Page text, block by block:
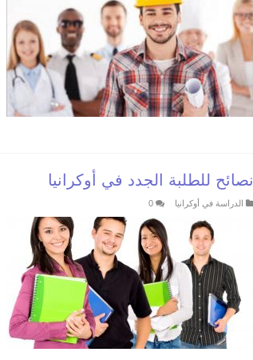
نصائح للطلبة الجدد في أوكرانيا
الدراسة في أوكرانيا 0